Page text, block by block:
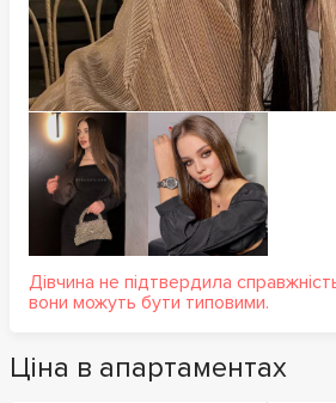
Дівчина не підтвердила
вони можуть бути типовими.
Ціна в апартаментах